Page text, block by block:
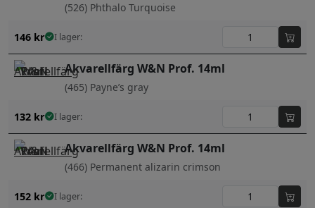
(526) Phthalo Turquoise
146 kr I lager:
Akvarellfärg W&N Prof. 14ml
(465) Payne’s gray
132 kr I lager:
Akvarellfärg W&N Prof. 14ml
(466) Permanent alizarin crimson
152 kr I lager: